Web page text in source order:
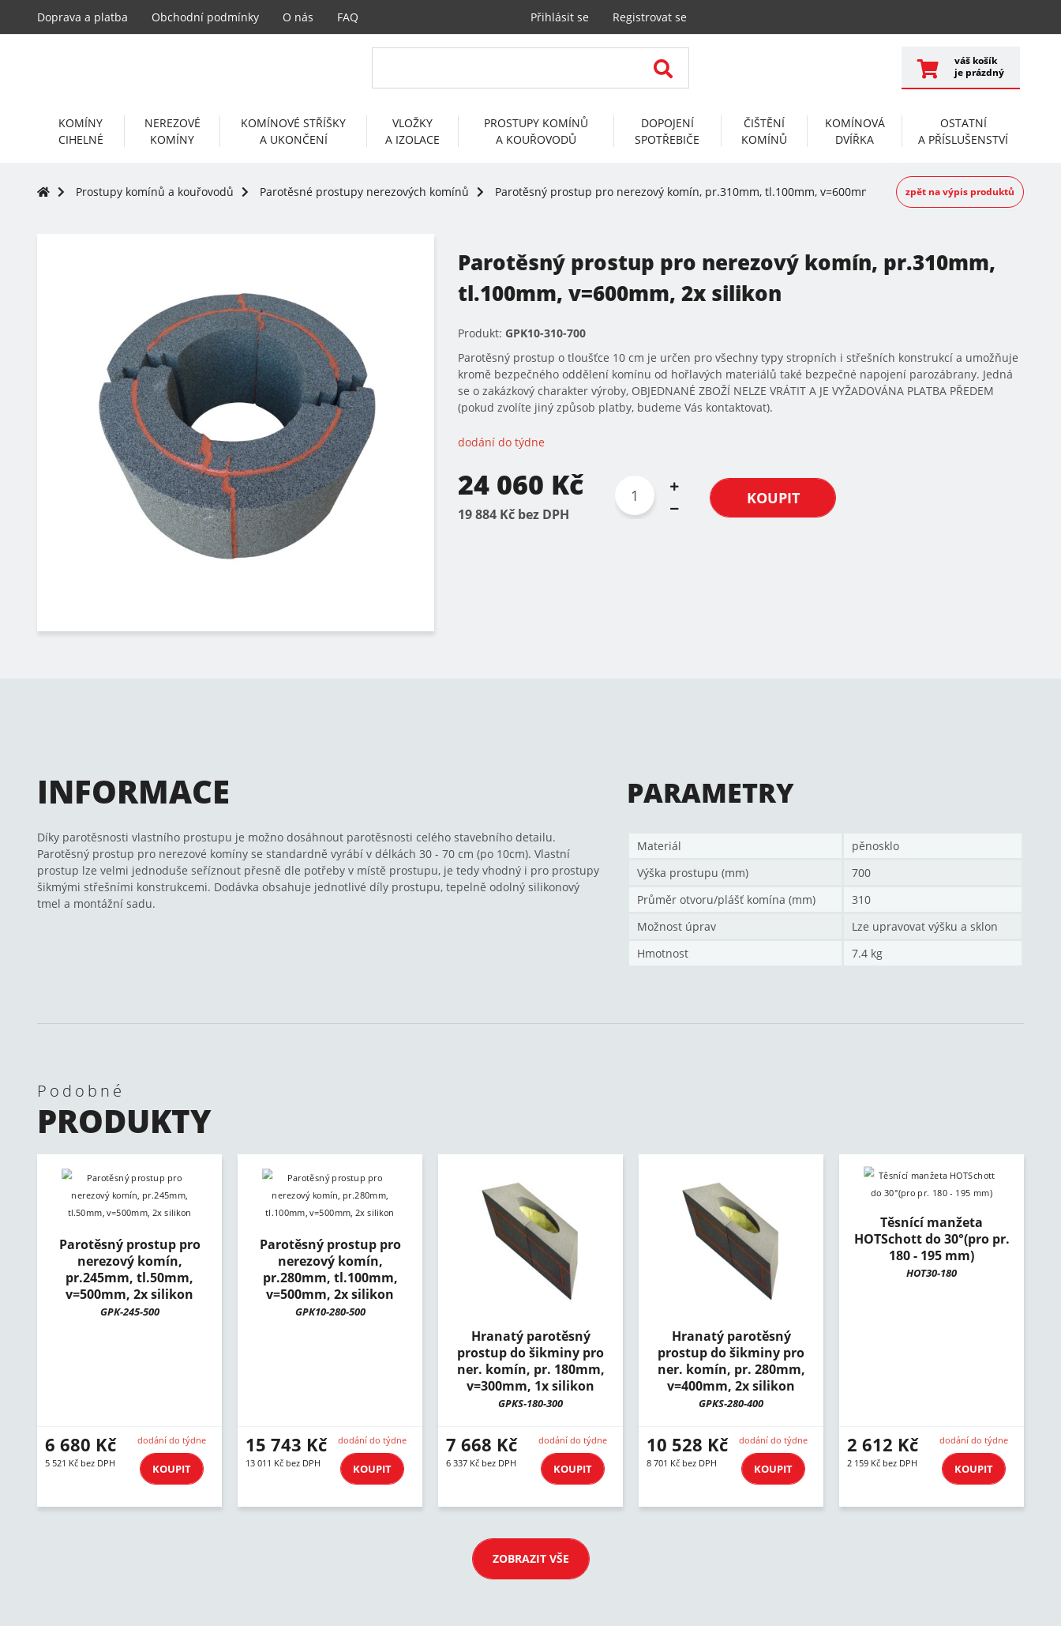
Doprava a platba Obchodní podmínky O nás FAQ Přihlásit se Registrovat se
váš košík
je prázdný
KOMÍNY
CIHELNÉ
NEREZOVÉ
KOMÍNY
KOMÍNOVÉ STŘÍŠKY
A UKONČENÍ
VLOŽKY
A IZOLACE
PROSTUPY KOMÍNŮ
A KOUŘOVODŮ
DOPOJENÍ
SPOTŘEBIČE
ČIŠTĚNÍ
KOMÍNŮ
KOMÍNOVÁ
DVÍŘKA
OSTATNÍ
A PŘÍSLUŠENSTVÍ
Prostupy komínů a kouřovodů Parotěsné prostupy nerezových komínů Parotěsný prostup pro nerezový komín, pr.310mm, tl.100mm, v=600mm, 2x silikonzpět na výpis produktů
Parotěsný prostup pro nerezový komín, pr.310mm,
tl.100mm, v=600mm, 2x silikon
Produkt: GPK10-310-700
Parotěsný prostup o tloušťce 10 cm je určen pro všechny typy stropních i střešních konstrukcí a umožňuje
kromě bezpečného oddělení komínu od hořlavých materiálů také bezpečné napojení parozábrany. Jedná
se o zakázkový charakter výroby, OBJEDNANÉ ZBOŽÍ NELZE VRÁTIT A JE VYŽADOVÁNA PLATBA PŘEDEM
(pokud zvolíte jiný způsob platby, budeme Vás kontaktovat).
dodání do týdne
24 060 Kč
19 884 Kč bez DPH
KOUPIT
INFORMACE
Díky parotěsnosti vlastního prostupu je možno dosáhnout parotěsnosti celého stavebního detailu.
Parotěsný prostup pro nerezové komíny se standardně vyrábí v délkách 30 - 70 cm (po 10cm). Vlastní
prostup lze velmi jednoduše seříznout přesně dle potřeby v místě prostupu, je tedy vhodný i pro prostupy
šikmými střešními konstrukcemi. Dodávka obsahuje jednotlivé díly prostupu, tepelně odolný silikonový
tmel a montážní sadu.
PARAMETRY
Materiál
pěnosklo
Výška prostupu (mm)
700
Průměr otvoru/plášť komína (mm)
310
Možnost úprav
Lze upravovat výšku a sklon
Hmotnost
7.4 kg
Podobné
PRODUKTY
Parotěsný prostup pro
nerezový komín,
pr.245mm, tl.50mm,
v=500mm, 2x silikon
GPK-245-500
6 680 Kč
5 521 Kč bez DPH
dodání do týdne
KOUPIT
Parotěsný prostup pro
nerezový komín,
pr.280mm, tl.100mm,
v=500mm, 2x silikon
GPK10-280-500
15 743 Kč
13 011 Kč bez DPH
dodání do týdne
KOUPIT
Hranatý parotěsný
prostup do šikminy pro
ner. komín, pr. 180mm,
v=300mm, 1x silikon
GPKS-180-300
7 668 Kč
6 337 Kč bez DPH
dodání do týdne
KOUPIT
Hranatý parotěsný
prostup do šikminy pro
ner. komín, pr. 280mm,
v=400mm, 2x silikon
GPKS-280-400
10 528 Kč
8 701 Kč bez DPH
dodání do týdne
KOUPIT
Těsnící manžeta
HOTSchott do 30°(pro pr.
180 - 195 mm)
HOT30-180
2 612 Kč
2 159 Kč bez DPH
dodání do týdne
KOUPIT
ZOBRAZIT VŠE